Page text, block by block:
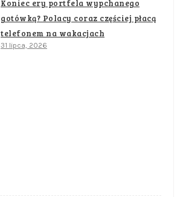
Koniec ery portfela wypchanego
gotówką? Polacy coraz częściej płacą
telefonem na wakacjach
31 lipca, 2026